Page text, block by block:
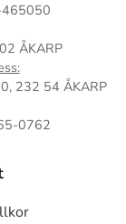
ÅKARP
232 54 ÅKARP
0762